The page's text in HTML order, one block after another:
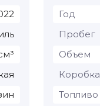
Год
Пробег
Объем
Коробка
Топливо